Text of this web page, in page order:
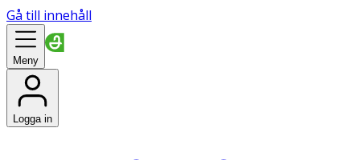
Gå till innehåll
Meny
Logga in